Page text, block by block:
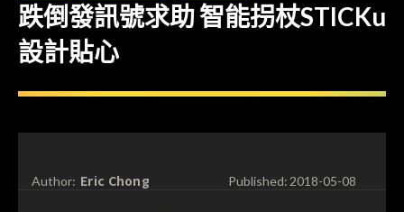
跌倒發訊號求助 智能拐杖STICKu
設計貼心
Author: Eric Chong Published:2018-05-08